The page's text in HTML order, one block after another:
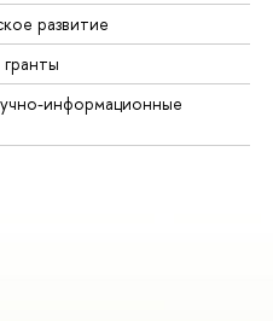
развитие
информационные